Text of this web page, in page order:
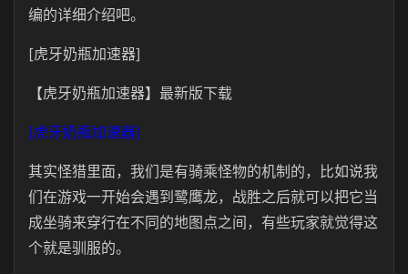
编的详细介绍吧。
[虎牙奶瓶加速器]
【虎牙奶瓶加速器】最新版下载
[虎牙奶瓶加速器]
其实怪猎里面，我们是有骑乘怪物的机制的，比如说我
们在游戏一开始会遇到鹭鹰龙，战胜之后就可以把它当
成坐骑来穿行在不同的地图点之间，有些玩家就觉得这
个就是驯服的。